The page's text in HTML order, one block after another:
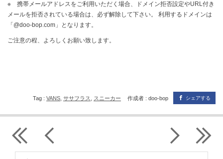
※ 携帯メールアドレスをご利用いただく場合、ドメイン拒否設定やURL付き
メールを拒否されている場合は、必ず解除して下さい。 利用するドメインは
「@doo-bop.com」となります。
ご注意の程、よろしくお願い致します。
シェアする
Tag : VANS ササフラス スニーカー 作成者 : doo-bop